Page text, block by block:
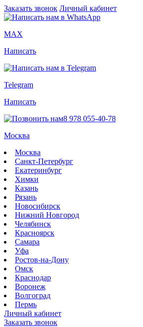
Заказать звонок Личный кабинет
MAX
Написать
Telegram
Написать
8 978 055-40-78
Москва
Москва
Санкт-Петербург
Екатеринбург
Химки
Казань
Рязань
Новосибирск
Нижний Новгород
Челябинск
Красноярск
Самара
Уфа
Ростов-на-Дону
Омск
Краснодар
Воронеж
Волгоград
Пермь
Личный кабинет
Заказать звонок